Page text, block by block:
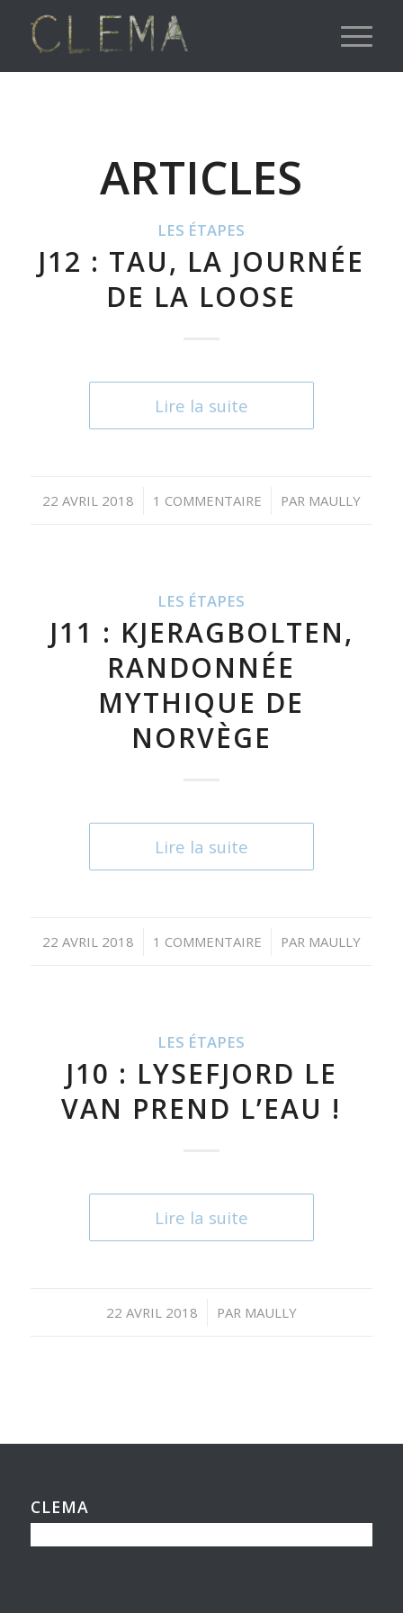
ARTICLES
LES ÉTAPES
J12 : TAU, LA JOURNÉE
DE LA LOOSE
Lire la suite
22 AVRIL 2018
/ 1 COMMENTAIRE
/ PAR MAULLY
LES ÉTAPES
J11 : KJERAGBOLTEN,
RANDONNÉE
MYTHIQUE DE
NORVÈGE
Lire la suite
22 AVRIL 2018
/ 1 COMMENTAIRE
/ PAR MAULLY
LES ÉTAPES
J10 : LYSEFJORD LE
VAN PREND L’EAU !
Lire la suite
22 AVRIL 2018
/ PAR MAULLY
CLEMA